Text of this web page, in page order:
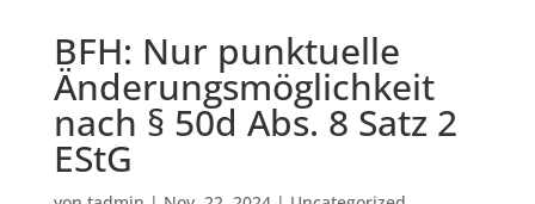
BFH: Nur punktuelle
Änderungsmöglichkeit
nach § 50d Abs. 8 Satz 2
EStG